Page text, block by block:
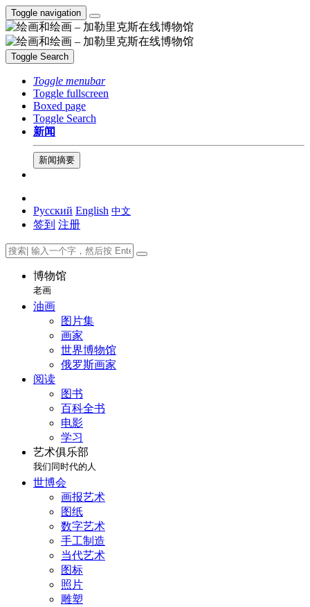
Toggle navigation
Toggle Search
Toggle menubar
Toggle fullscreen
Boxed page
Toggle Search
新闻
新闻摘要
Русский English 中文
签到 注册
博物馆
老画
油画
图片集
画家
世界博物馆
俄罗斯画家
阅读
图书
百科全书
电影
学习
艺术俱乐部
我们同时代的人
世博会
画报艺术
图纸
数字艺术
手工制造
当代艺术
图标
照片
雕塑